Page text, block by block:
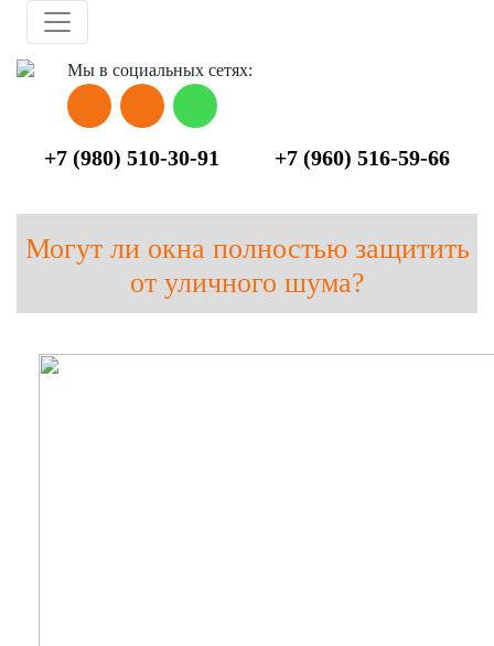
Skip to main content
Мы в социальных сетях:
+7 (980) 510-30-91 +7 (960) 516-59-66
Могут ли окна полностью защитить
от уличного шума?